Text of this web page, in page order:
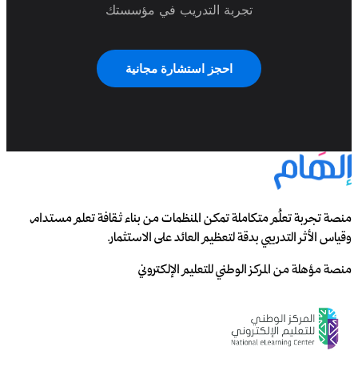
تجربة التدريب في مؤسستك
احجز استشارة مجانية
منصة تجربة تعلُم متكاملة تمكن المنظمات من بناء ثقافة تعلم مستدام،
وقياس الأثر التدريبي بدقة لتعظيم العائد على الاستثمار.
منصة مؤهلة من المركز الوطني للتعليم الإلكتروني